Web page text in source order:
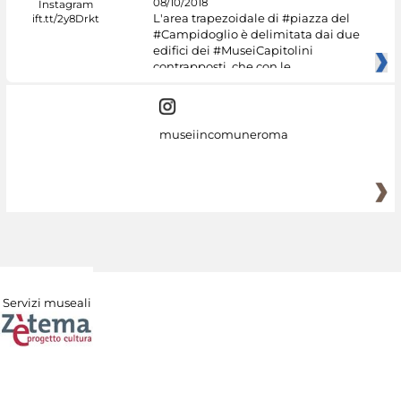
08/10/2018
L'area trapezoidale di #piazza del
#Campidoglio è delimitata dai due
edifici dei #MuseiCapitolini
contrapposti, che con le
museiincomuneroma
Servizi museali